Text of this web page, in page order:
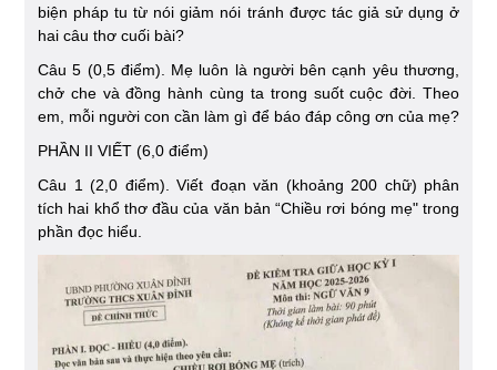
biện pháp tu từ nói giảm nói tránh được tác giả sử dụng ở
hai câu thơ cuối bài?
Câu 5 (0,5 điểm). Mẹ luôn là người bên cạnh yêu thương,
chở che và đồng hành cùng ta trong suốt cuộc đời. Theo
em, mỗi người con cần làm gì để báo đáp công ơn của mẹ?
PHẦN II VIẾT (6,0 điểm)
Câu 1 (2,0 điểm). Viết đoạn văn (khoảng 200 chữ) phân
tích hai khổ thơ đầu của văn bản “Chiều rơi bóng mẹ" trong
phần đọc hiểu.